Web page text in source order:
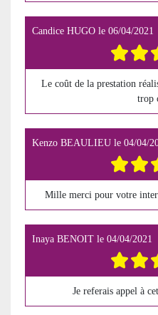
Candice HUGO le 06/04/2021
Le coût de la prestation
trop
Kenzo BEAULIEU le 04/04/
Mille merci pour votre
Inaya BENOIT le 04/04/2021
Je referais appel à